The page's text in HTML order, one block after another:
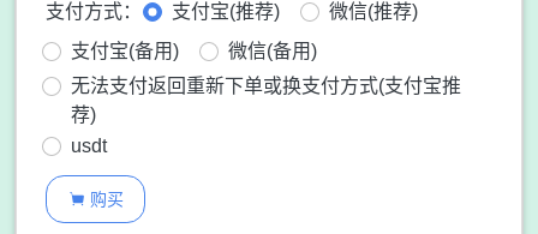
支付方式： 支付宝(推荐)
微信(推荐)
支付宝(备用)
微信(备用)
无法支付返回重新下单或换支付方式(支付宝推
荐)
usdt
 购买